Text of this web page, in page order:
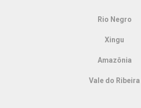
Rio Negro
Xingu
Amazônia
Vale do Ribeira